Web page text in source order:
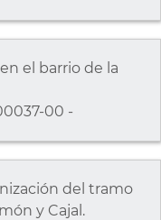
el barrio de la
00 -
del tramo
y Cajal.